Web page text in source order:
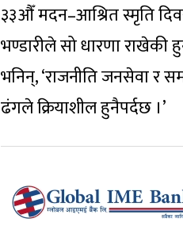
३३औँ मदन–आश्रित स्मृति
भण्डारीले सो धारणा राखेकी
भनिन्, ‘राजनीति जनसेवा र
ढंगले क्रियाशील हुनैपर्दछ ।’